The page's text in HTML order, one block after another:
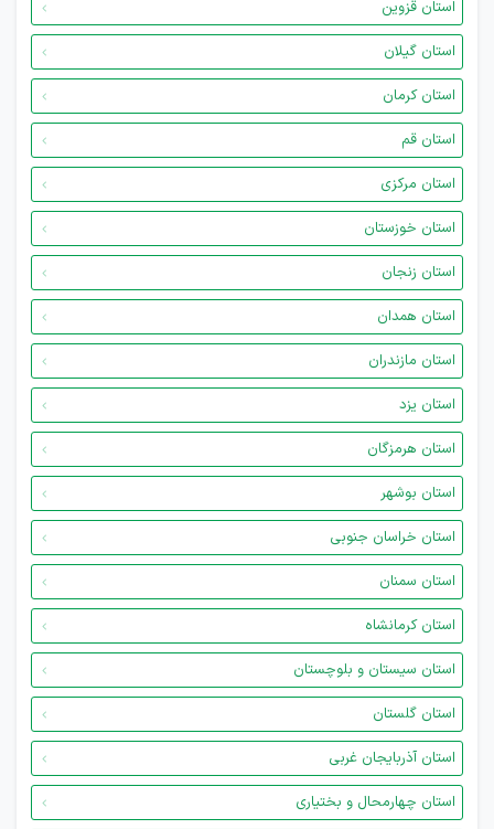
استان قزوین
استان گیلان
استان کرمان
استان قم
استان مرکزی
استان خوزستان
استان زنجان
استان همدان
استان مازندران
استان یزد
استان هرمزگان
استان بوشهر
استان خراسان جنوبی
استان سمنان
استان کرمانشاه
استان سیستان و بلوچستان
استان گلستان
استان آذربایجان غربی
استان چهارمحال و بختیاری